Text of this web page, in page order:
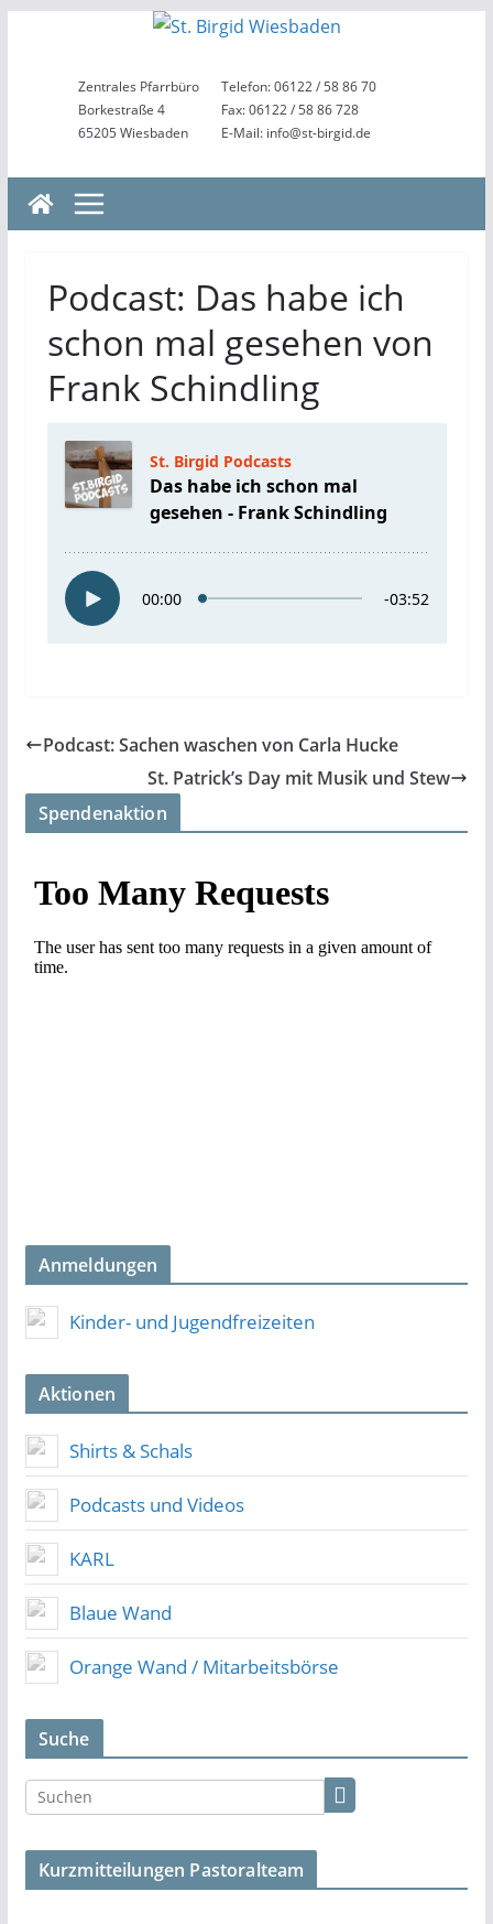
springenZentrales Pfarrbüro
Borkestraße 4
65205 Wiesbaden
Telefon: 06122 / 58 86 70
Fax: 06122 / 58 86 728
E-Mail: info@st-birgid.de
Podcast: Das habe ich
schon mal gesehen von
Frank Schindling
Podcast: Sachen waschen von Carla Hucke
St. Patrick’s Day mit Musik und Stew
Spendenaktion
Anmeldungen
Kinder- und Jugendfreizeiten
Aktionen
Shirts & Schals
Podcasts und Videos
KARL
Blaue Wand
Orange Wand / Mitarbeitsbörse
Suche
Kurzmitteilungen Pastoralteam